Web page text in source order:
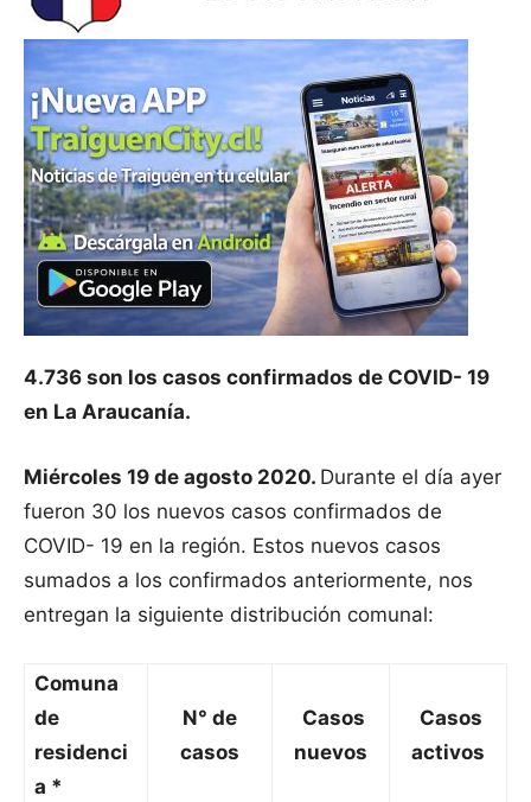
4.736 son los casos confirmados de COVID- 19
en La Araucanía.
Miércoles 19 de agosto 2020. Durante el día ayer
fueron 30 los nuevos casos confirmados de
COVID- 19 en la región. Estos nuevos casos
sumados a los confirmados anteriormente, nos
entregan la siguiente distribución comunal:
Comuna
de
residenci
a *
N° de
casos
Casos
nuevos
Casos
activos